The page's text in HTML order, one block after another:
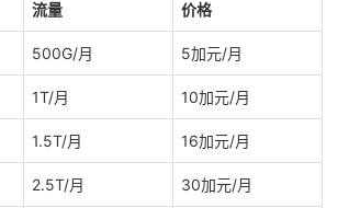
流量 价格
500G/月 5加元/月
1T/月 10加元/月
1.5T/月 16加元/月
2.5T/月 30加元/月